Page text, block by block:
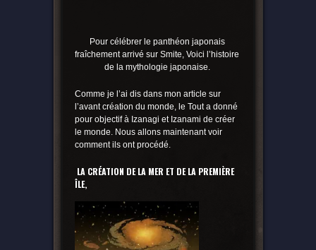
Pour célébrer le panthéon japonais
fraîchement arrivé sur Smite, Voici l’histoire
de la mythologie japonaise.
Comme je l’ai dis dans mon article sur
l’avant création du monde, le Tout a donné
pour objectif à Izanagi et Izanami de créer
le monde. Nous allons maintenant voir
comment ils ont procédé.
LA CRÉATION DE LA MER ET DE LA PREMIÈRE
ÎLE,